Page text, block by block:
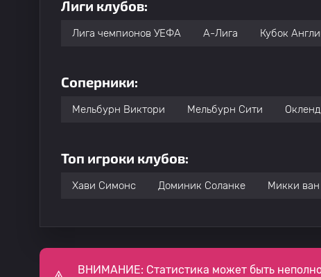
Лиги клубов:
Лига чемпионов УЕФА А-Лига Кубок
Соперники:
Мельбурн Виктори Мельбурн Сити Окленд
Топ игроки клубов:
Хави Симонс Доминик Соланке Микки
ВНИМАНИЕ: Статистика может быть